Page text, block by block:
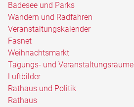
Badesee und Parks
Wandern und Radfahren
Veranstaltungskalender
Fasnet
Weihnachtsmarkt
Tagungs- und Veranstaltungsräume
Luftbilder
Rathaus und Politik
Rathaus